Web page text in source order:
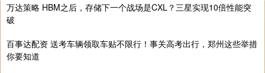
万达策略 HBM之后，存储下一个战场是CXL？三星实现10倍性能突
破
百事达配资 送考车辆领取车贴不限行！事关高考出行，郑州这些举措
你要知道